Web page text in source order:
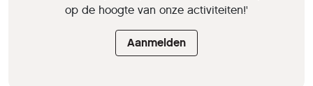
op de hoogte van onze activiteiten!'
Aanmelden